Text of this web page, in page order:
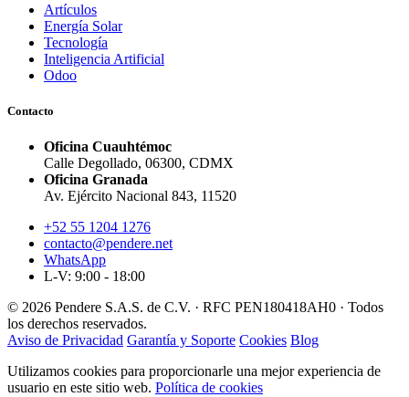
Artículos
Energía Solar
Tecnología
Inteligencia Artificial
Odoo
Contacto
Oficina Cuauhtémoc
Calle Degollado, 06300, CDMX
Oficina Granada
Av. Ejército Nacional 843, 11520
+52 55 1204 1276
contacto@pendere.net
WhatsApp
L-V: 9:00 - 18:00
© 2026 Pendere S.A.S. de C.V. · RFC PEN180418AH0 · Todos
los derechos reservados.
Aviso de Privacidad Garantía y Soporte Cookies Blog
Utilizamos cookies para proporcionarle una mejor experiencia de
usuario en este sitio web. Política de cookies